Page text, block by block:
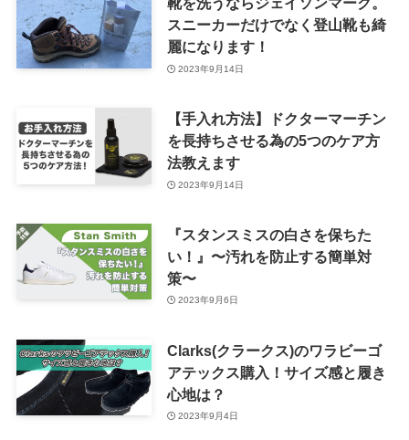
スニーカーだけでなく登山靴も綺
麗になります！
2023年9月14日
【手入れ方法】ドクターマーチン
を長持ちさせる為の5つのケア方
法教えます
2023年9月14日
『スタンスミスの白さを保ちた
い！』〜汚れを防止する簡単対
策〜
2023年9月6日
Clarks(クラークス)のワラビーゴ
アテックス購入！サイズ感と履き
心地は？
2023年9月4日